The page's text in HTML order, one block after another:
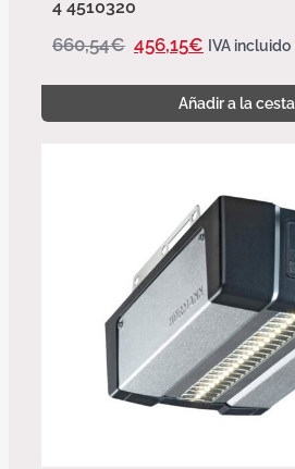
4 4510320
660,54€ 456,15€ IVA incluido
Añadir a la cesta